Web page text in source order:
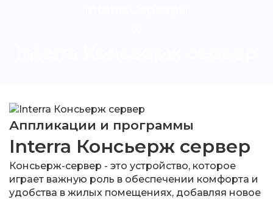
Аппликации и программы
Interra Консьерж сервер
Консьерж-сервер - это устройство, которое
играет важную роль в обеспечении комфорта и
удобства в жилых помещениях, добавляя новое